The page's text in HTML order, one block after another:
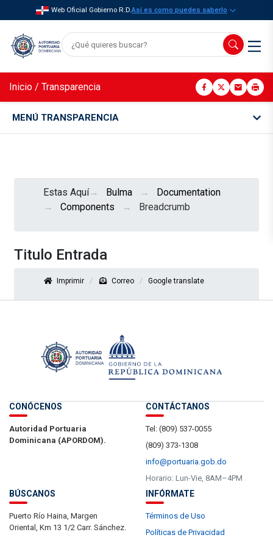
Web Oficial Gobierno R.D.Así es como puedes saberlo
Inicio / Transparencia
MENÚ TRANSPARENCIA
Estas Aquí Bulma
Documentation
Components
Breadcrumb
Titulo Entrada
Imprimir Correo Google translate
CONÓCENOS
Autoridad Portuaria
Dominicana (APORDOM).
CONTÁCTANOS
Tel: (809) 537-0055
(809) 373-1308
info@portuaria.gob.do
Horario: Lun-Vie, 8AM–4PM
BÚSCANOS
Puerto Río Haina, Margen
Oriental, Km 13 1/2 Carr. Sánchez.
INFÓRMATE
Términos de Uso
Políticas de Privacidad